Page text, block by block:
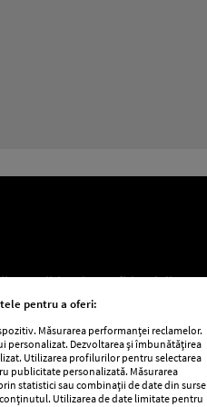
Politica de confidențialitate
Retete practice
pentru a oferi:
Măsurarea performanței reclamelor.
Dezvoltarea și îmbunătățirea
Utilizarea profilurilor pentru selectarea
publicitate personalizată. Măsurarea
statistici sau combinații de date din surse
Utilizarea de date limitate pentru